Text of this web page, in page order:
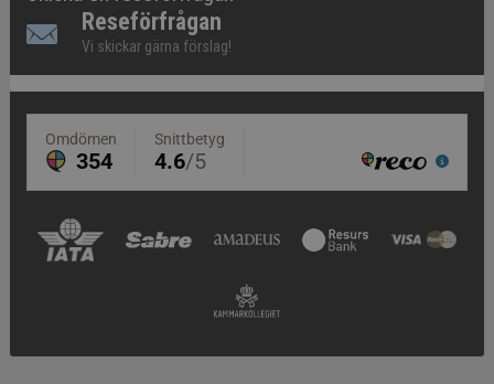
Reseförfrågan
Vi skickar gärna förslag!